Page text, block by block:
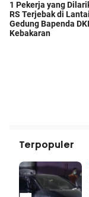
Terpopuler